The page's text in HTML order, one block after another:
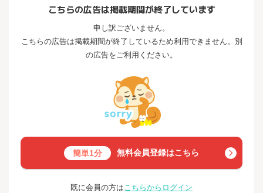
こちらの広告は掲載期間が終了しています
申し訳ございません。
こちらの広告は掲載期間が終了しているため利用できません。別
の広告をご利用ください。
簡単1分 無料会員登録はこちら
既に会員の方はこちらからログイン